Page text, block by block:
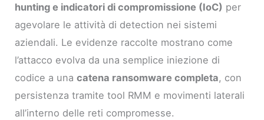
hunting e indicatori di compromissione (IoC) per
agevolare le attività di detection nei sistemi
aziendali. Le evidenze raccolte mostrano come
l’attacco evolva da una semplice iniezione di
codice a unacatena ransomware completa, con
persistenza tramite tool RMM e movimenti laterali
all’interno delle reti compromesse.